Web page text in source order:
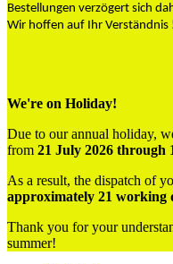
Bestellungen verzögert sich
Wir hoffen auf Ihr
We're on Holiday!
Due to our annual holiday,
from 21 July 2026 through
As a result, the dispatch of
approximately 21 working
Thank you for your
summer!